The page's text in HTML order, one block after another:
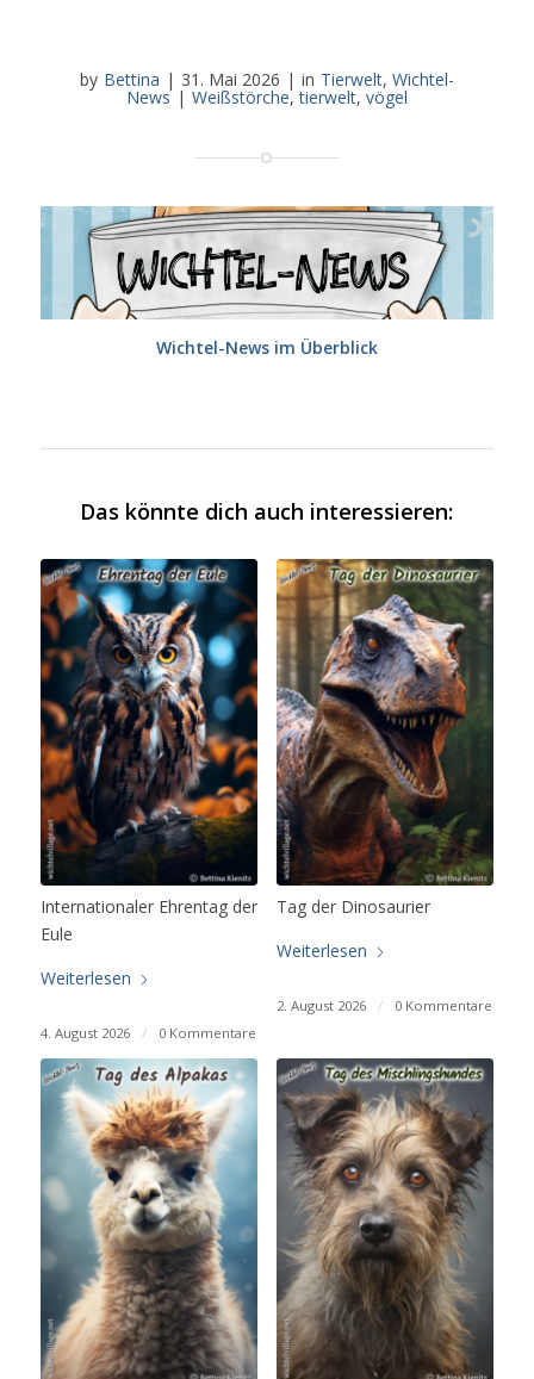
by Bettina | 31. Mai 2026 | in Tierwelt, Wichtel-
News | Weißstörche,tierwelt, vögel
Wichtel-News im Überblick
Das könnte dich auch interessieren:
Internationaler Ehrentag der
Eule
Weiterlesen
4. August 2026 / 0 Kommentare
Tag der Dinosaurier
Weiterlesen
2. August 2026 / 0 Kommentare